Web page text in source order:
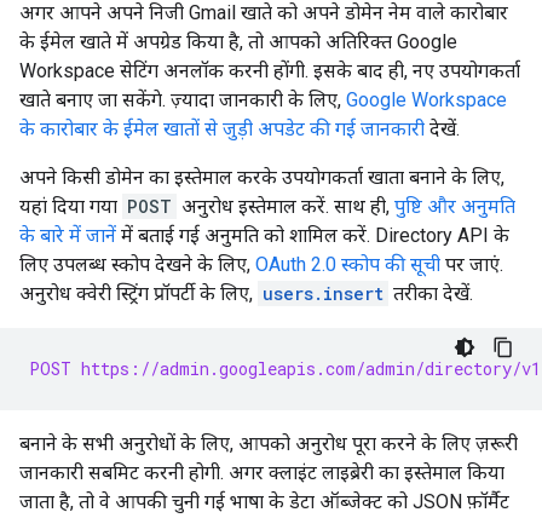
अगर आपने अपने निजी Gmail खाते को अपने डोमेन नेम वाले कारोबार
के ईमेल खाते में अपग्रेड किया है, तो आपको अतिरिक्त Google
Workspace सेटिंग अनलॉक करनी होंगी. इसके बाद ही, नए उपयोगकर्ता
खाते बनाए जा सकेंगे. ज़्यादा जानकारी के लिए, Google Workspace
के कारोबार के ईमेल खातों से जुड़ी अपडेट की गई जानकारी देखें.
अपने किसी डोमेन का इस्तेमाल करके उपयोगकर्ता खाता बनाने के लिए,
यहां दिया गया POST अनुरोध इस्तेमाल करें. साथ ही, पुष्टि और अनुमति
के बारे में जानें में बताई गई अनुमति को शामिल करें. Directory API के
लिए उपलब्ध स्कोप देखने के लिए, OAuth 2.0 स्कोप की सूची पर जाएं.
अनुरोध क्वेरी स्ट्रिंग प्रॉपर्टी के लिए, users.insert तरीका देखें.
POST https://admin.googleapis.com/admin/directory/
बनाने के सभी अनुरोधों के लिए, आपको अनुरोध पूरा करने के लिए ज़रूरी
जानकारी सबमिट करनी होगी. अगर क्लाइंट लाइब्रेरी का इस्तेमाल किया
जाता है, तो वे आपकी चुनी गई भाषा के डेटा ऑब्जेक्ट को JSON फ़ॉर्मैट